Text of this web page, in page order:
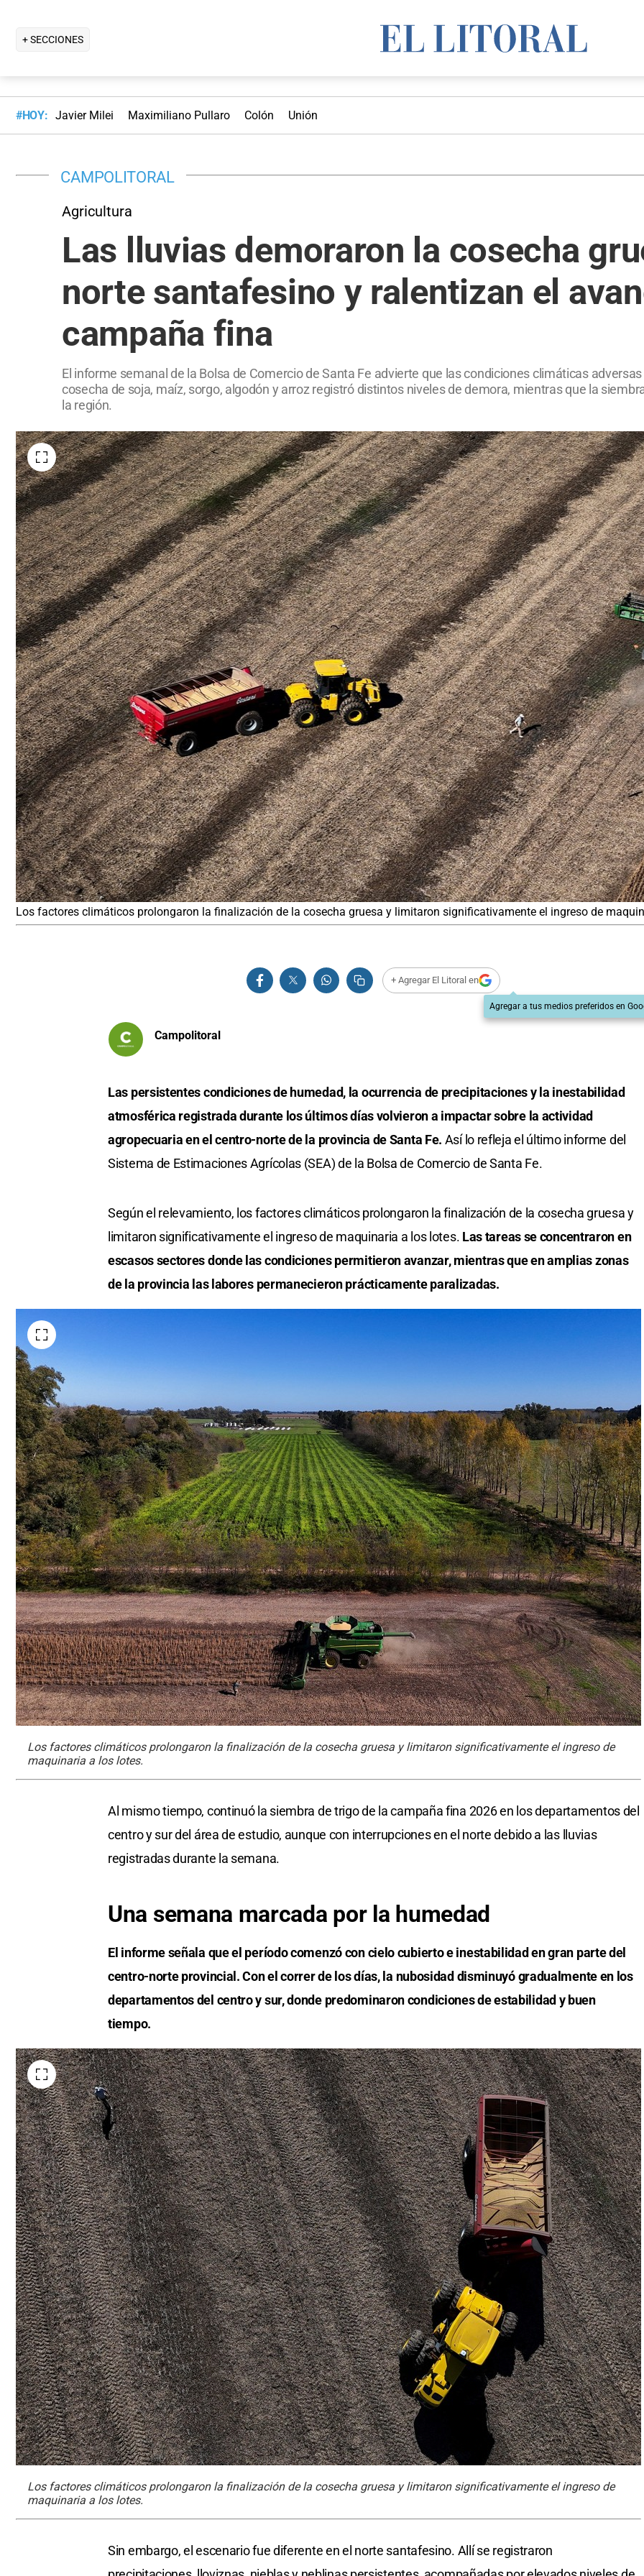
+ SECCIONES
#HOY: Javier Milei Maximiliano Pullaro Colón Unión
CAMPOLITORAL
Agricultura
Las lluvias demoraron la cosecha
norte santafesino y ralentizan el
campaña fina
El informe semanal de la Bolsa de Comercio de Santa Fe advierte que las condiciones climáticas
cosecha de soja, maíz, sorgo, algodón y arroz registró distintos niveles de demora, mientras que la
la región.
Los factores climáticos prolongaron la finalización de la cosecha gruesa y limitaron significativamente el ingreso de
+ Agregar El Litoral en
Agregar a tus medios preferidos en
Campolitoral
Las persistentes condiciones de humedad, la ocurrencia de precipitaciones y la inestabilidad
atmosférica registrada durante los últimos días volvieron a impactar sobre la actividad
agropecuaria en el centro-norte de la provincia de Santa Fe. Así lo refleja el último informe del
Sistema de Estimaciones Agrícolas (SEA) de la Bolsa de Comercio de Santa Fe.
Según el relevamiento, los factores climáticos prolongaron la finalización de la cosecha gruesa y
limitaron significativamente el ingreso de maquinaria a los lotes. Las tareas se concentraron en
escasos sectores donde las condiciones permitieron avanzar, mientras que en amplias zonas
de la provincia las labores permanecieron prácticamente paralizadas.
Los factores climáticos prolongaron la finalización de la cosecha gruesa y limitaron significativamente el ingreso de
maquinaria a los lotes.
Al mismo tiempo, continuó la siembra de trigo de la campaña fina 2026 en los departamentos del
centro y sur del área de estudio, aunque con interrupciones en el norte debido a las lluvias
registradas durante la semana.
Una semana marcada por la humedad
El informe señala que el período comenzó con cielo cubierto e inestabilidad en gran parte del
centro-norte provincial. Con el correr de los días, la nubosidad disminuyó gradualmente en los
departamentos del centro y sur, donde predominaron condiciones de estabilidad y buen
tiempo.
Los factores climáticos prolongaron la finalización de la cosecha gruesa y limitaron significativamente el ingreso de
maquinaria a los lotes.
Sin embargo, el escenario fue diferente en el norte santafesino. Allí se registraron